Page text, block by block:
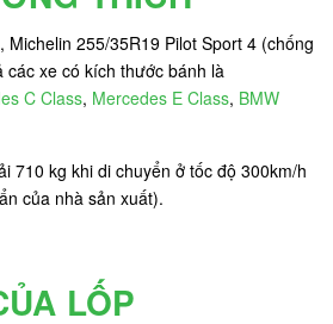
Michelin 255/35R19 Pilot Sport 4 (chống
xe có kích thước bánh là
C Class, Mercedes E Class, BMW
710 kg khi di chuyển ở tốc độ 300km/h
của nhà sản xuất).
LỐP